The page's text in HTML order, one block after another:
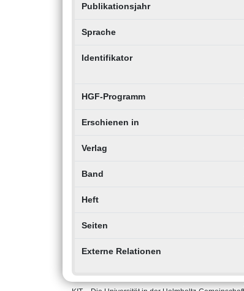
Publikationsjahr
Sprache
Identifikator
HGF-Programm
Erschienen in
Verlag
Band
Heft
Seiten
Externe Relationen